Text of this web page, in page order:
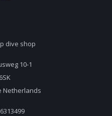
dive shop
10-1
Netherlands